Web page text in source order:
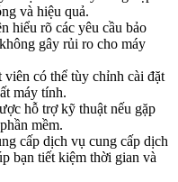
và hiệu quả.
hiểu rõ các yêu cầu bảo
gây rủi ro cho máy
viên có thể tùy chỉnh cài đặt
máy tính.
hỗ trợ kỹ thuật nếu gặp
mềm.
cấp dịch vụ cung cấp dịch
bạn tiết kiệm thời gian và